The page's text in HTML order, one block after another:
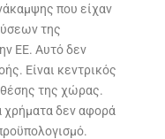
που είχαν
της
ΕΕ. Αυτό δεν
Είναι κεντρικός
της χώρας.
χρήματα δεν αφορά